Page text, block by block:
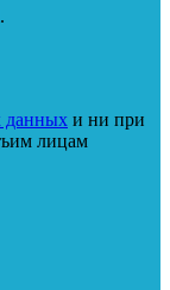
данных и ни при
лицам